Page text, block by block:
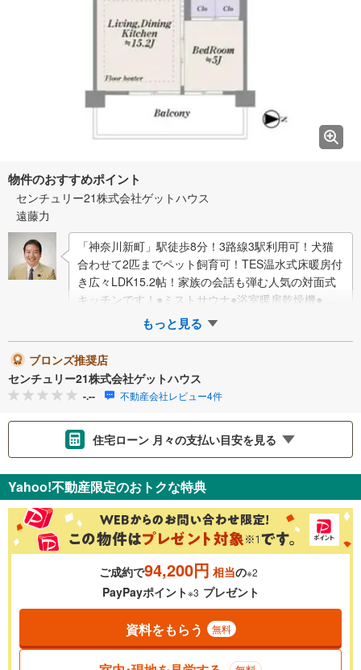
物件のおすすめポイント
センチュリー21株式会社ゲットハウス
遠藤力
「神奈川新町」駅徒歩8分！3路線3駅利用可！犬猫
合わせて2匹までペット飼育可！TES温水式床暖房付
き広々LDK15.2帖！家族の会話も弾む人気の対面式
キッチンです！●ミストサウナ●浴室暖房乾燥機●食
器洗浄乾燥機●オートロック●宅配…
もっと見る
ブロンズ推奨店
センチュリー21株式会社ゲットハウス
-.-- 不動産会社レビュー4件
住宅ローン 月々の支払い目安を見る
金利 ％
0.01%
一般的には最長35年まで借り入れ可能です。多くの金融機関
Yahoo!不動産限定のおトクな特典
ご成約で94,200円 相当の※2
PayPayポイント※3 プレゼント
資料をもらう 無料